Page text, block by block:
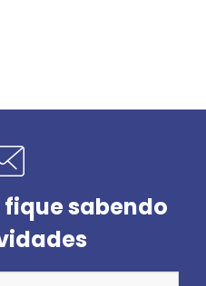
sabendo